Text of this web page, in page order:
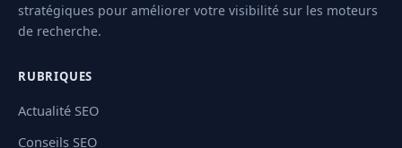
stratégiques pour améliorer votre visibilité sur les moteurs
de recherche.
RUBRIQUES
Actualité SEO
Conseils SEO